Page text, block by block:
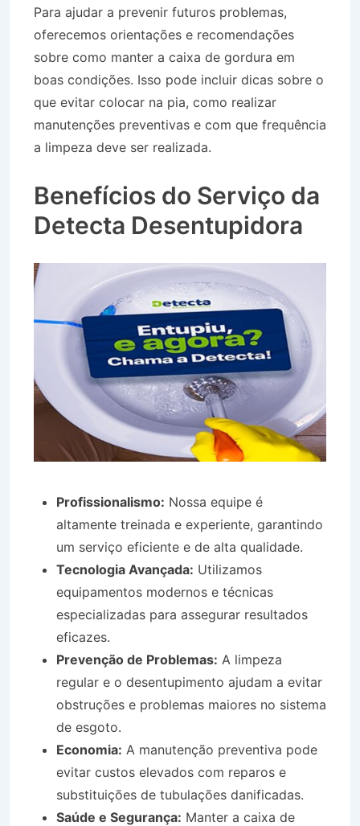
Para ajudar a prevenir futuros problemas,
oferecemos orientações e recomendações
sobre como manter a caixa de gordura em
boas condições. Isso pode incluir dicas sobre o
que evitar colocar na pia, como realizar
manutenções preventivas e com que frequência
a limpeza deve ser realizada.
Benefícios do Serviço da
Detecta Desentupidora
Profissionalismo: Nossa equipe é
altamente treinada e experiente, garantindo
um serviço eficiente e de alta qualidade.
Tecnologia Avançada: Utilizamos
equipamentos modernos e técnicas
especializadas para assegurar resultados
eficazes.
Prevenção de Problemas: A limpeza
regular e o desentupimento ajudam a evitar
obstruções e problemas maiores no sistema
de esgoto.
Economia: A manutenção preventiva pode
evitar custos elevados com reparos e
substituições de tubulações danificadas.
Saúde e Segurança: Manter a caixa de